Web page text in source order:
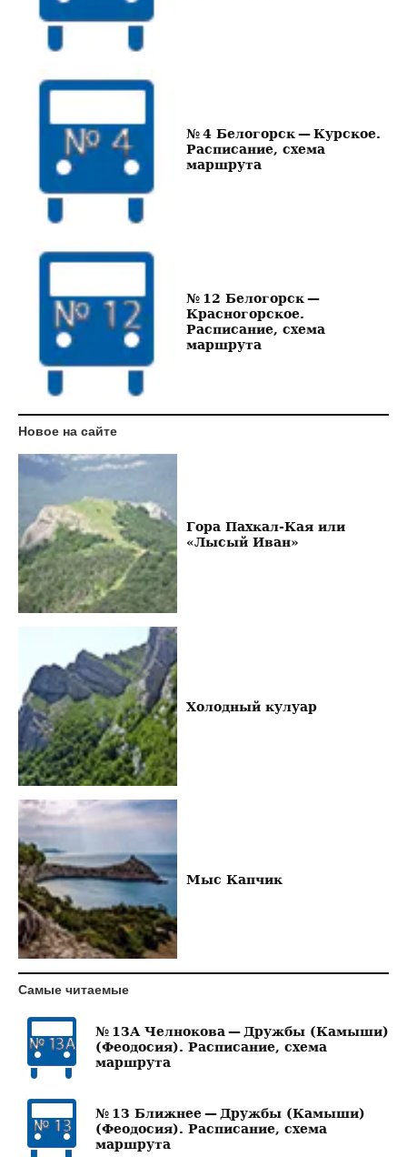
№ 4 Белогорск — Курское.
Расписание, схема
маршрута
№ 12 Белогорск —
Красногорское.
Расписание, схема
маршрута
Новое на сайте
Гора Пахкал-Кая или
«Лысый Иван»
Холодный кулуар
Мыс Капчик
Самые читаемые
№ 13А Челнокова — Дружбы (Камыши)
(Феодосия). Расписание, схема
маршрута
№ 13 Ближнее — Дружбы (Камыши)
(Феодосия). Расписание, схема
маршрута